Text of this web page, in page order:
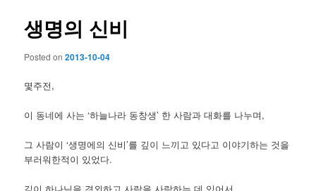
생명의 신비
Posted on2013-10-04
몇주전,
이 동네에 사는 ‘하늘나라 동창생’ 한 사람과 대화를 나누며,
그 사람이 ‘생명에의 신비’를 깊이 느끼고 있다고 이야기하는 것을
부러워한적이 있었다.